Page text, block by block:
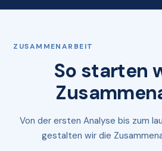
ZUSAMMENARBEIT
So starten
Von der ersten Analyse bis zum
gestalten wir die